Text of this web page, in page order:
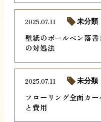
壁紙のボールペン落
の対処法
2025.07.11 未分類
フローリング全面カ
と費用
2025.07.11 未分類